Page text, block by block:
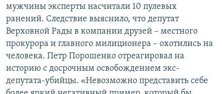
мужчины эксперты насчитали 10 пулевых
ранений. Следствие выяснило, что депутат
Верховной Рады в компании друзей – местного
прокурора и главного милиционера – охотились на
человека. Петр Порошенко отреагировал на
историю с досрочным освобождением экс-
депутата-убийцы. «Невозможно представить себе